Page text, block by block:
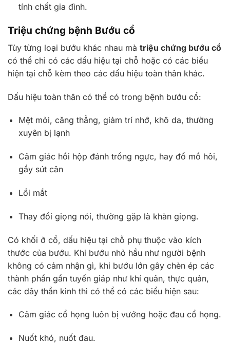
tính chất gia đình.
Triệu chứng bệnh Bướu cổ
Tùy từng loại bướu khác nhau mà triệu chứng bướu cổ
có thể chỉ có các dấu hiệu tại chỗ hoặc có các biểu
hiện tại chỗ kèm theo các dấu hiệu toàn thân khác.
Dấu hiệu toàn thân có thể có trong bệnh bướu cổ:
Mệt mỏi, căng thẳng, giảm trí nhớ, khô da, thường
xuyên bị lạnh
Cảm giác hồi hộp đánh trống ngực, hay đổ mồ hôi,
gầy sút cân
Lồi mắt
Thay đổi giọng nói, thường gặp là khàn giọng.
Có khối ở cổ, dấu hiệu tại chỗ phụ thuộc vào kích
thước của bướu. Khi bướu nhỏ hầu như người bệnh
không có cảm nhận gì, khi bướu lớn gây chèn ép các
thành phần gần tuyến giáp như khí quản, thực quản,
các dây thần kinh thì có thể có các biểu hiện sau:
Cảm giác cổ họng luôn bị vướng hoặc đau cổ họng.
Nuốt khó, nuốt đau.